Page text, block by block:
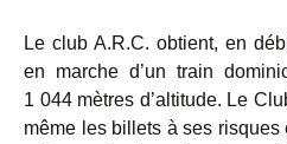
Le club A.R.C. obtient, en
en marche d’un train
1 044 mètres d’altitude. Le
même les billets à ses